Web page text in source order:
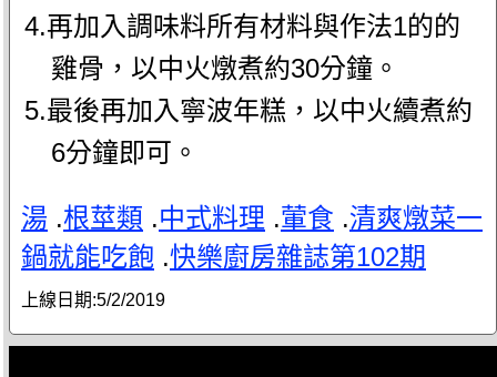
4.再加入調味料所有材料與作法1的的
雞骨，以中火燉煮約30分鐘。
5.最後再加入寧波年糕，以中火續煮約
6分鐘即可。
湯 .根莖類 .中式料理 .葷食 .清爽燉菜一
鍋就能吃飽 .快樂廚房雜誌第102期
上線日期:5/2/2019